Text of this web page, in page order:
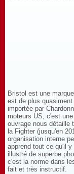
Bristol est une
est de plus
importée par
moteurs US, c'est
ouvrage nous détaille
la Fighter (jusqu'en
organisation interne
apprend tout ce qu'il
illustré de superbe
c'est la norme dans
fait et très instructif.